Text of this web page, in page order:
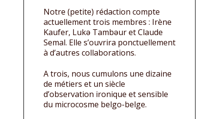
Notre (petite) rédaction compte
actuellement trois membres : Irène
Kaufer, Lukǝ Tambǝur et Claude
Semal. Elle s’ouvrira ponctuellement
à d’autres collaborations.
A trois, nous cumulons une dizaine
de métiers et un siècle
d’observation ironique et sensible
du microcosme belgo-belge.